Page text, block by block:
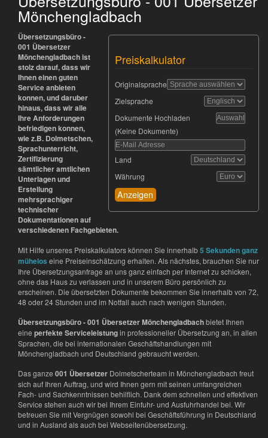
Mönchengladbach
Preiskalkulator
Originalsprache
Zielsprache
Dokumente Hochladen
(Keine Dokumente)
Land
Währung
Anzeigen
Übersetzungsbüro -
001 Übersetzer
Mönchengladbach ist
stolz darauf, dass wir
Ihnen einen guten
Service anbieten
konnen, und daruber
hinaus, dass wir alle
Ihre Anforderungen
befriedigen konnen,
wie z.B. Dolmetschen,
Sprachunterricht,
Zertifizierung
sämtlicher amtlichen
Unterlagen und
Erstellung
mehrsprachiger
technischer
Dokumentationen auf
verschiedenen Fachgebieten.
Mit Hilfe unseres Preiskalkulators können Sie innerhalb5 Sekunden ganz
mühelos eine Preiseinschätzung erhalten. Als nächstes, brauchen Sie nur
Ihre Übersetzungsanfrage an uns ganz einfach per Internet zu schicken,
ohne das Haus zu verlassen und in unserem Büro persönlich zu
erscheinen. Die übersetzten Dokumente bekommen Sie innerhalb von 72,
48 oder 24 Stunden und im Notfall auch nach wenigen Stunden.
Übersetzungsbüro - 001 Übersetzer Mönchengladbachbietet Ihnen
eine perfekte Serviceleistungin professioneller Übersetzung an, in allen
Sprachen, die bei internationalen Geschäftshandlungen mit
Mönchengladbach und Deutschland gebraucht werden.
Das ganze 001 Übersetzer Dolmetscherteam in Mönchengladbach freut
sich auf Ihren Auftrag, und wird Ihnen gern mit seinen umfangreichen
Fach- und Sachkenntnissen behilflich. Dank dem schnellen und effektiven
Service stehen auch wir bei Ihrem Einfuhr- und Ausfuhrhandel bei. Wir
betreuen Sie mit Vergnügen sowohl bei Geschäftsführung in Deutschland
und in Ausland als auch bei Webseitenübersetzung.